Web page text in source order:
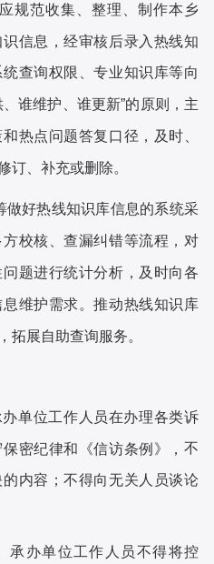
规范收集、整理、制作本乡
信息，经审核后录入热线知
查询权限、专业知识库等向
、谁维护、谁更新”的原则，主
热点问题答复口径，及时、
订、补充或删除。
做好热线知识库信息的系统采
校核、查漏纠错等流程，对
题进行统计分析，及时向各
维护需求。推动热线知识库
拓展自助查询服务。
单位工作人员在办理各类诉
密纪律和《信访条例》， 不
内容；不得向无关人员谈论
承办单位工作人员不得将控